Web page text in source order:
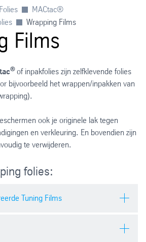
Folies
MACtac®
Wrapping Films
Films
® of inpakfolies zijn zelfklevende folies
bijvoorbeeld het wrappen/inpakken van
ook je originele lak tegen
en verkleuring. En bovendien zijn
te verwijderen.
folies:
Tuning Films
fiches van de Tuning Films: